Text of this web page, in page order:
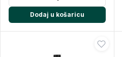
Dodaj u košaricu